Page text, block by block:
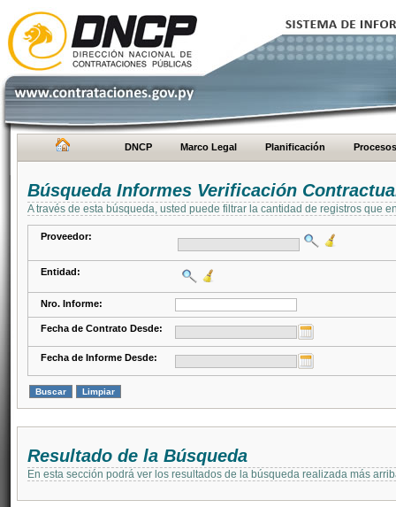
DNCP Marco Legal Planificación Procesos
Búsqueda Informes Verificación
A través de esta búsqueda, usted puede filtrar la cantidad de registros que
Proveedor:
Entidad:
Nro. Informe:
Fecha de Contrato Desde:
Fecha de Informe Desde:
Resultado de la Búsqueda
En esta sección podrá ver los resultados de la búsqueda realizada más